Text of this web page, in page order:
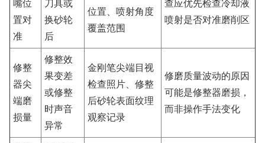
嘴位
置对
准
刀具或
换砂轮
后
位置、喷射角度
覆盖范围
查应优先检查冷却液
喷射是否对准磨削区
修整
器尖
端磨
损量
修整效
果变差
或修整
时声音
异常
金刚笔尖端目视
检查照片、修整
后砂轮表面纹理
观察记录
修磨质量波动的原因
可能是修整器磨损，
而非操作手法变化